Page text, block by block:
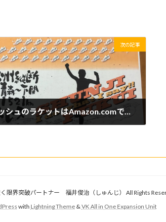
次の記事
スカッシュのラケットはAmazon.comでの購入がオススメ！
限界突破パートナー 福井俊治（しゅんじ） All Rights
with Lightning Theme& VK All in One Expansion Unit